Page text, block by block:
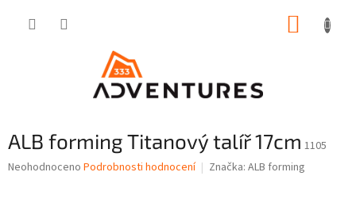
ALB forming Titanový talíř 17cm 1105
Průměrné
Neohodnoceno Podrobnosti hodnocení Značka: ALB forming